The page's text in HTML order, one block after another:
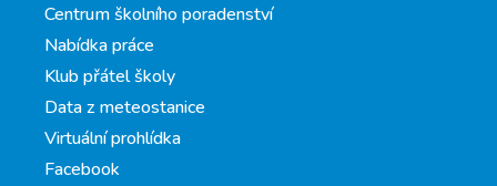
Centrum školního poradenství
Nabídka práce
Klub přátel školy
Data z meteostanice
Virtuální prohlídka
Facebook